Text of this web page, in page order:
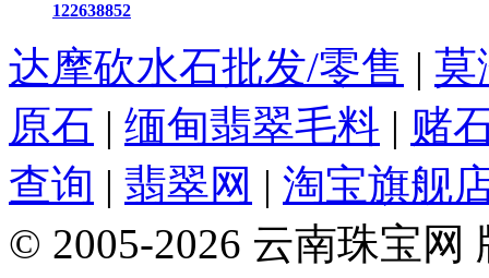
122638852
达摩砍水石批发/零售 | 莫
原石 | 缅甸翡翠毛料 | 赌
查询 | 翡翠网 | 淘宝旗舰
© 2005-2026 云南珠宝网